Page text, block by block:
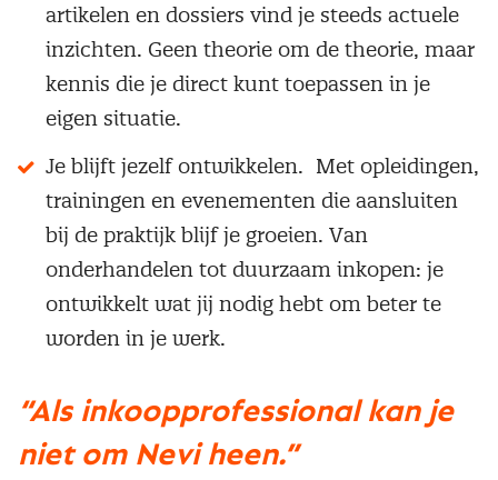
artikelen en dossiers vind je steeds actuele
inzichten. Geen theorie om de theorie, maar
kennis die je direct kunt toepassen in je
eigen situatie.
Je blijft jezelf ontwikkelen. Met opleidingen,
trainingen en evenementen die aansluiten
bij de praktijk blijf je groeien. Van
onderhandelen tot duurzaam inkopen: je
ontwikkelt wat jij nodig hebt om beter te
worden in je werk.
“Als inkoopprofessional kan je
niet om Nevi heen.”